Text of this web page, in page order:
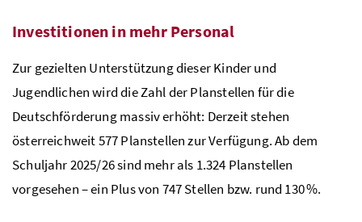
Investitionen in mehr Personal
Zur gezielten Unterstützung dieser Kinder und
Jugendlichen wird die Zahl der Planstellen für die
Deutschförderung massiv erhöht: Derzeit stehen
österreichweit 577 Planstellen zur Verfügung. Ab dem
Schuljahr 2025/26 sind mehr als 1.324 Planstellen
vorgesehen – ein Plus von 747 Stellen bzw. rund 130 %.